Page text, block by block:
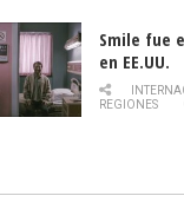
Smile fue
en EE.UU.
REGIONES